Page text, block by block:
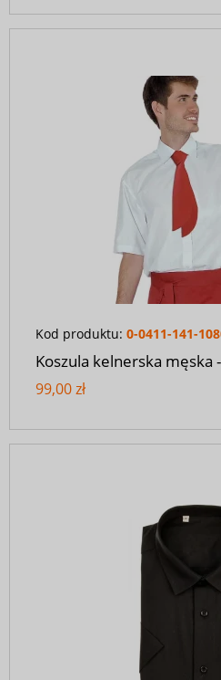
Kod produktu: 0-0411-141-
Koszula kelnerska męska
99,00 zł